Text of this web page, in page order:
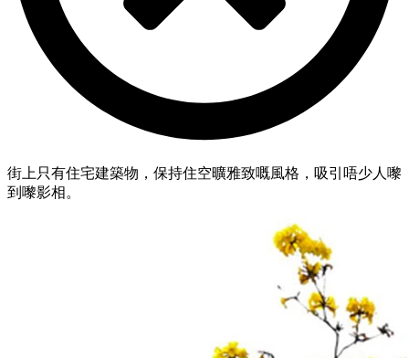
街上只有住宅建築物，保持住空曠雅致嘅風格，吸引唔少人嚟
到嚟影相。